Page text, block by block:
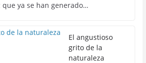
que ya se han generado…
El angustioso
grito de la
naturaleza